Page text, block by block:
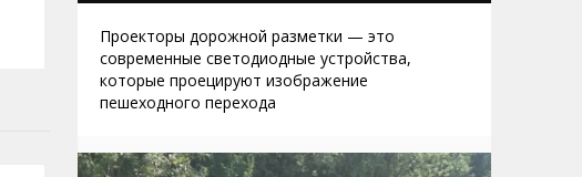
Проекторы дорожной разметки — это
современные светодиодные устройства,
которые проецируют изображение
пешеходного перехода